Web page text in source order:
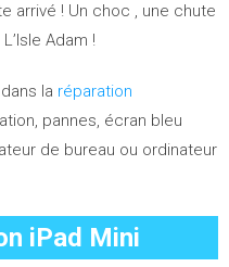
arrivé ! Un choc , une chute
Adam !
la réparation
pannes, écran bleu
de bureau ou ordinateur
iPad Mini